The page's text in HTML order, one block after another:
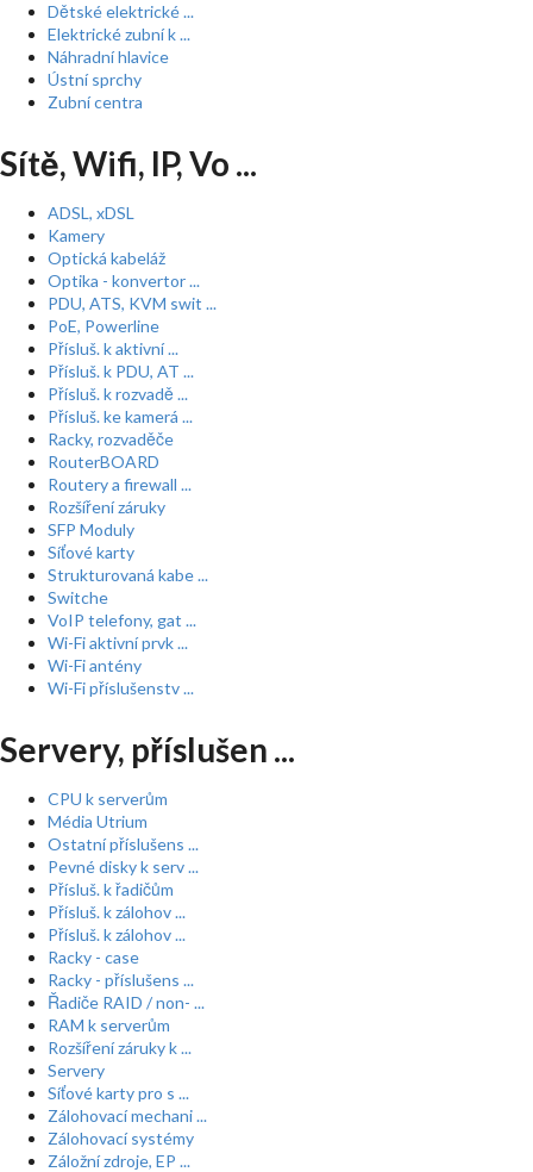
Dětské elektrické ...
Elektrické zubní k ...
Náhradní hlavice
Ústní sprchy
Zubní centra
Sítě, Wifi, IP, Vo ...
ADSL, xDSL
Kamery
Optická kabeláž
Optika - konvertor ...
PDU, ATS, KVM swit ...
PoE, Powerline
Přísluš. k aktivní ...
Přísluš. k PDU, AT ...
Přísluš. k rozvadě ...
Přísluš. ke kamerá ...
Racky, rozvaděče
RouterBOARD
Routery a firewall ...
Rozšíření záruky
SFP Moduly
Síťové karty
Strukturovaná kabe ...
Switche
VoIP telefony, gat ...
Wi-Fi aktivní prvk ...
Wi-Fi antény
Wi-Fi příslušenstv ...
Servery, příslušen ...
CPU k serverům
Média Utrium
Ostatní příslušens ...
Pevné disky k serv ...
Přísluš. k řadičům
Přísluš. k zálohov ...
Přísluš. k zálohov ...
Racky - case
Racky - příslušens ...
Řadiče RAID / non- ...
RAM k serverům
Rozšíření záruky k ...
Servery
Síťové karty pro s ...
Zálohovací mechani ...
Zálohovací systémy
Záložní zdroje, EP ...